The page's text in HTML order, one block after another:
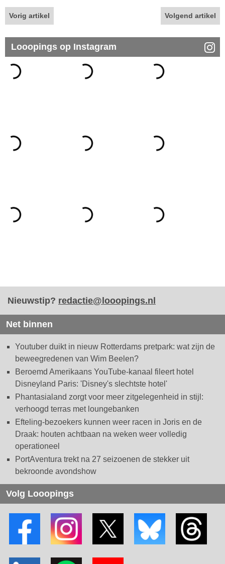
Vorig artikel Volgend artikel
Looopings op Instagram
Nieuwstip? redactie@looopings.nl
Net binnen
Youtuber duikt in nieuw Rotterdams pretpark: wat zijn de
beweegredenen van Wim Beelen?
Beroemd Amerikaans YouTube-kanaal fileert hotel
Disneyland Paris: 'Disney's slechtste hotel'
Phantasialand zorgt voor meer zitgelegenheid in stijl:
verhoogd terras met loungebanken
Efteling-bezoekers kunnen weer racen in Joris en de
Draak: houten achtbaan na weken weer volledig
operationeel
PortAventura trekt na 27 seizoenen de stekker uit
bekroonde avondshow
Volg Looopings